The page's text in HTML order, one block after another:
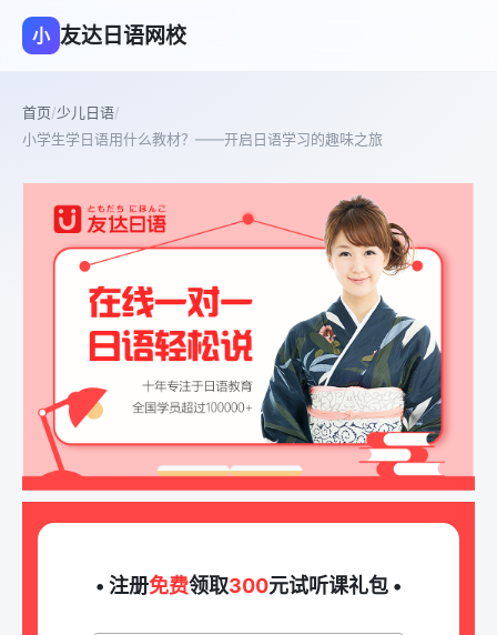
小 友达日语网校
首页/少儿日语/
小学生学日语用什么教材？——开启日语学习的趣味之旅
• 注册免费领取300元试听课礼包 •